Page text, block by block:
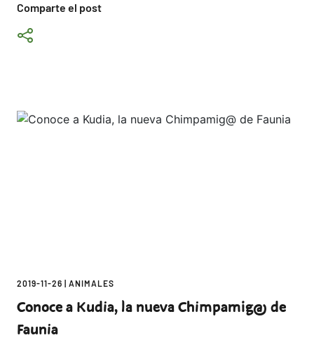
Comparte el post
2019-11-26 ANIMALES
Conoce a Kudia, la nueva Chimpamig@ de
Faunia